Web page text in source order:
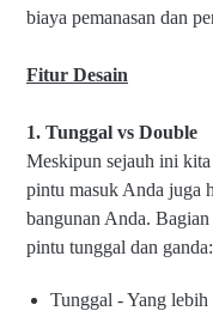
biaya pemanasan dan
Fitur Desain
1. Tunggal vs Double
Meskipun sejauh ini
pintu masuk Anda juga
bangunan Anda.
pintu tunggal dan ganda:
Tunggal - Yang